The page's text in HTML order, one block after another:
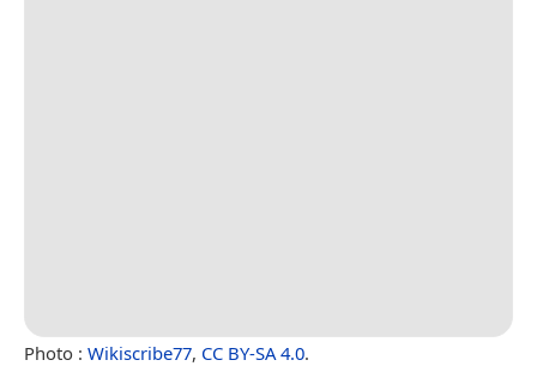
Photo : Wikiscribe77, CC BY-SA 4.0.